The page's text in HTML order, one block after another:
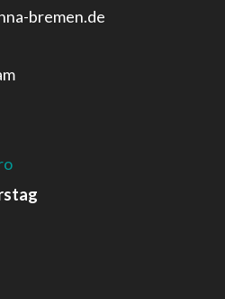
bremen.de